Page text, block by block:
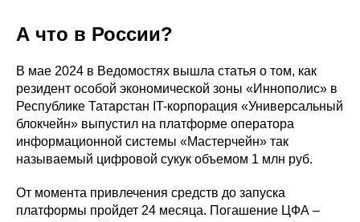
А что в России?
В мае 2024 в Ведомостях вышла статья о том, как
резидент особой экономической зоны «Иннополис» в
Республике Татарстан IT-корпорация «Универсальный
блокчейн» выпустил на платформе оператора
информационной системы «Мастерчейн» так
называемый цифровой сукук объемом 1 млн руб.
От момента привлечения средств до запуска
платформы пройдет 24 месяца. Погашение ЦФА –